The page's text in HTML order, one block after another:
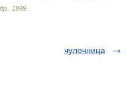
1999
чулочница